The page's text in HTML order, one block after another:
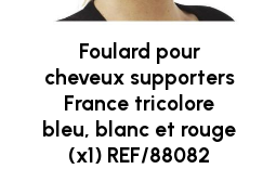
Foulard pour
cheveux supporters
France tricolore
bleu, blanc et rouge
(x1) REF/88082